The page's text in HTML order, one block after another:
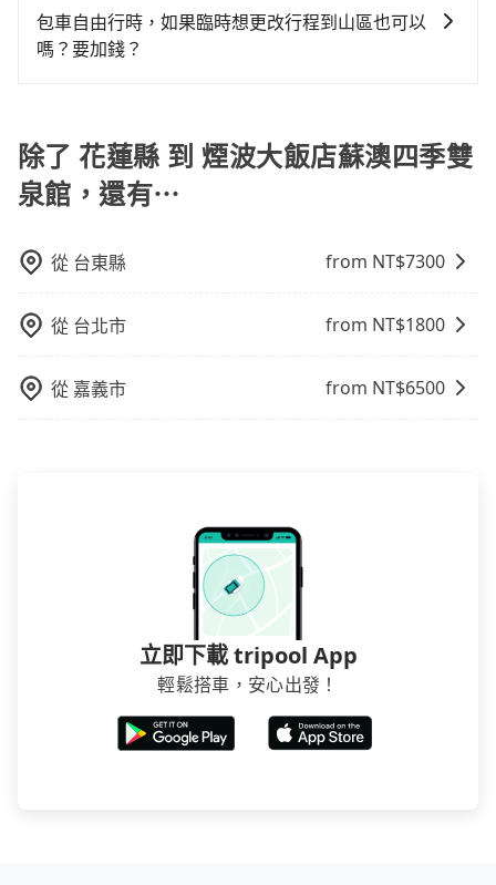
就顯得非常不便。
座箱型車，如需10人以上巴士，請來信洽詢。
OTA (online travel agent) 來完成，除了可以快速依據
地區、價位、人數、特殊需求來搜尋適合的旅店與房
有Booking.com、Agoda.com、Hotels.com、
Expedia.com、Trip.com等。正常來說，線上刷卡付款
完後預定就完成，事先不用電話確認空房，事後也不用
或規模較小的飯店，有可能再多平台同時上架而發生超
在預定時要不選擇評分高、評論多的飯店，不然就是還
要再人工電話與飯店確認。預訂民宿方面，如不怕麻
得便宜，但缺點就是多數要匯款並再人工確認。假如不
包車自由行時，如果臨時想更改行程到山區也可以
嗎？要加錢？
行額外的費用收取。但是，這些費用會在您下訂單後、
出發前先與您進行確認，確保您明確知道所有的費用。
我們會透過Email的方式向您說明收費細節，讓您能更放
除了 花蓮縣 到 煙波大飯店蘇澳四季雙
泉館，還有⋯
從 台東縣 from NT$7300
從 台北市 from NT$1800
從 嘉義市 from NT$6500
立即下載 tripool App
輕鬆搭車，安心出發！